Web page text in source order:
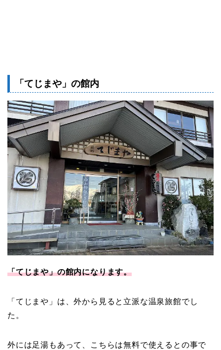
「てじまや」の館内
「てじまや」の館内になります。
「てじまや」は、外から見ると立派な温泉旅館でし
た。
外には足湯もあって、こちらは無料で使えるとの事で